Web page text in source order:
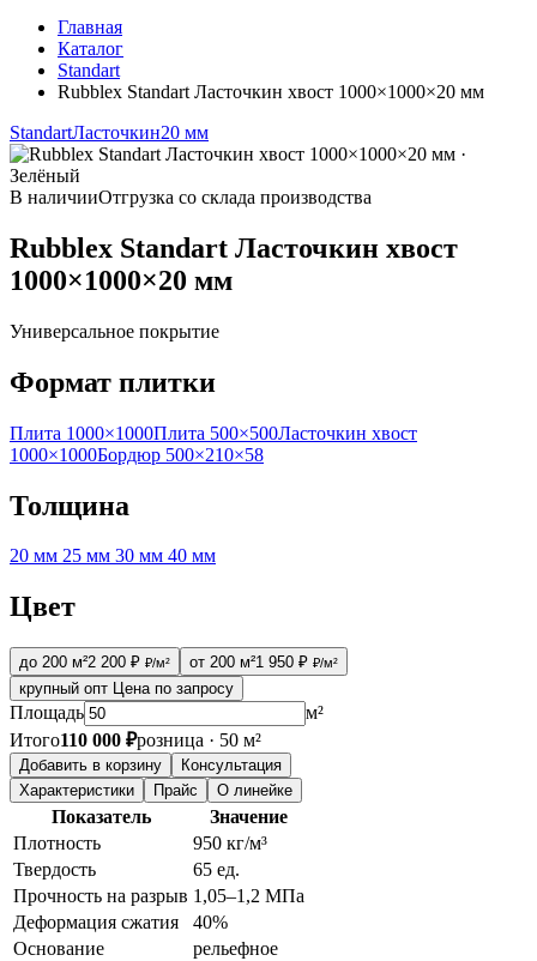
Главная
Каталог
Standart
Rubblex Standart Ласточкин хвост 1000×1000×20 мм
StandartЛасточкин20 мм
В наличииОтгрузка со склада производства
Rubblex Standart Ласточкин хвост
1000×1000×20 мм
Универсальное покрытие
Формат плитки
Плита 1000×1000Плита 500×500Ласточкин хвост
1000×1000Бордюр 500×210×58
Толщина
20 мм 25 мм 30 мм 40 мм
Цвет
до 200 м²2 200 ₽ ₽/м² от 200 м²1 950 ₽ ₽/м²
крупный опт Цена по запросу
Площадь
м²
Итого110 000 ₽розница · 50 м²
Добавить в корзину
Консультация
Характеристики
Прайс О линейке
Показатель
Значение
Плотность
950 кг/м³
Твердость
65 ед.
Прочность на разрыв 1,05–1,2 МПа
Деформация сжатия
40%
Основание
рельефное